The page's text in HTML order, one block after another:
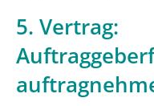
5. Vertrag: